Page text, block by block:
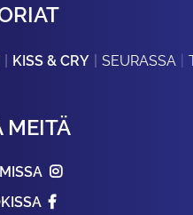
KISS & CRY SEURASSA
MEITÄ